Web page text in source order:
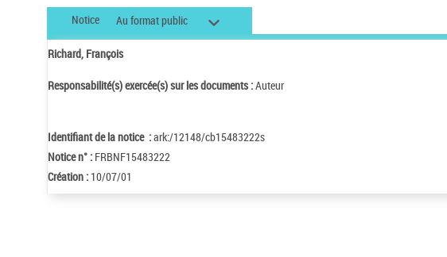
Notice Au format public
Richard, François
Responsabilité(s) exercée(s) sur les documents :Auteur
Identifiant de la notice :ark:/12148/cb15483222s
Notice n° : FRBNF15483222
Création : 10/07/01